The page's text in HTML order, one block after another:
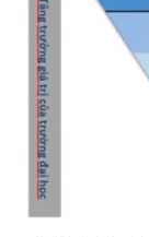
sớm xây dựng
minh, đổi mới
thích ứng với xu
giới trong thời